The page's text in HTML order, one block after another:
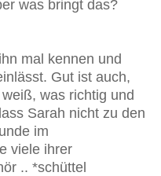
was bringt das?
mal kennen und
Gut ist auch,
was richtig und
Sarah nicht zu den
im
viele ihrer
.. *schüttel